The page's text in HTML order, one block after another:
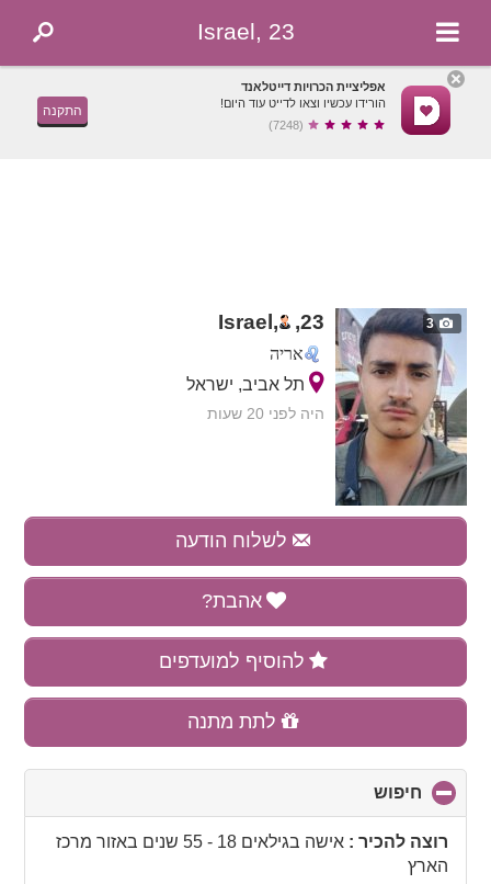
Israel, 23
אפליציית הכרויות דייטלאנד
הורידו עכשיו וצאו לדייט עוד היום!
(7248)
התקנה
3
Israel, ,23
אריה
תל אביב, ישראל
היה לפני 20 שעות
לשלוח הודעה
אהבת?
להוסיף למועדפים
לתת מתנה
חיפוש
to
collapseרוצה להכיר :אישה בגילאים 18 - 55 שנים באזור מרכז
הארץ